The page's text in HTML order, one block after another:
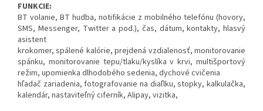
FUNKCIE:
BT volanie, BT hudba, notifikácie z mobilného telefónu (hovory,
SMS, Messenger, Twitter a pod.), čas, dátum, kontakty, hlasvý
asistent
krokomer, spálené kalórie, prejdená vzdialenosť, monitorovanie
spánku, monitorovanie tepu/tlaku/kyslíka v krvi, multišportový
režim, upomienka dlhodobého sedenia, dychové cvičenia
hľadač zariadenia, fotografovanie na diaľlku, stopky, kalkulačka,
kalendár, nastaviteľný ciferník, Alipay, vizitka,